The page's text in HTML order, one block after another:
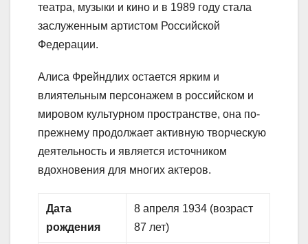
театра, музыки и кино и в 1989 году стала
заслуженным артистом Российской
Федерации.
Алиса Фрейндлих остается ярким и
влиятельным персонажем в российском и
мировом культурном пространстве, она по-
прежнему продолжает активную творческую
деятельность и является источником
вдохновения для многих актеров.
Дата
рождения
8 апреля 1934 (возраст
87 лет)